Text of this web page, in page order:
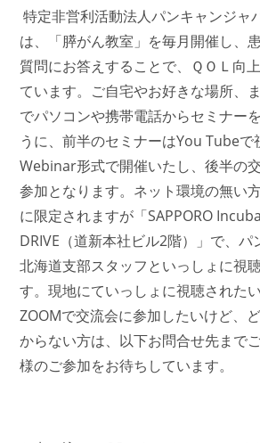
特定非営利活動法人パンキャンジャ
は、「膵がん教室」を毎月開催し、
質問にお答えすることで、ＱＯＬ向
ています。ご自宅やお好きな場所、
でパソコンや携帯電話からセミナー
うに、前半のセミナーはYou Tubeで
Webinar形式で開催いたし、後半の
参加となります。 ネット環境の無い
に限定されますが「SAPPORO
DRIVE（道新本社ビル2階）」で、パ
北海道支部スタッフといっしょに視
す。現地にていっしょに視聴された
ZOOMで交流会に参加したいけど、
からない方は、以下お問合せ先まで
様のご参加をお待ちしています。